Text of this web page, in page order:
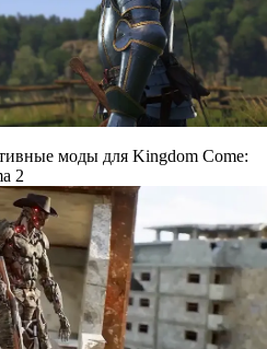
моды для Kingdom Come:
2